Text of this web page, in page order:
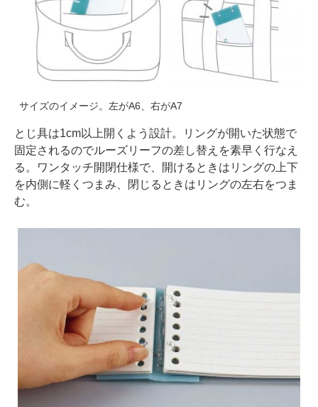
サイズのイメージ。左がA6、右がA7
とじ具は1cm以上開くよう設計。リングが開いた状態で
固定されるのでルーズリーフの差し替えを素早く行なえ
る。ワンタッチ開閉仕様で、開けるときはリングの上下
を内側に軽くつまみ、閉じるときはリングの左右をつま
む。